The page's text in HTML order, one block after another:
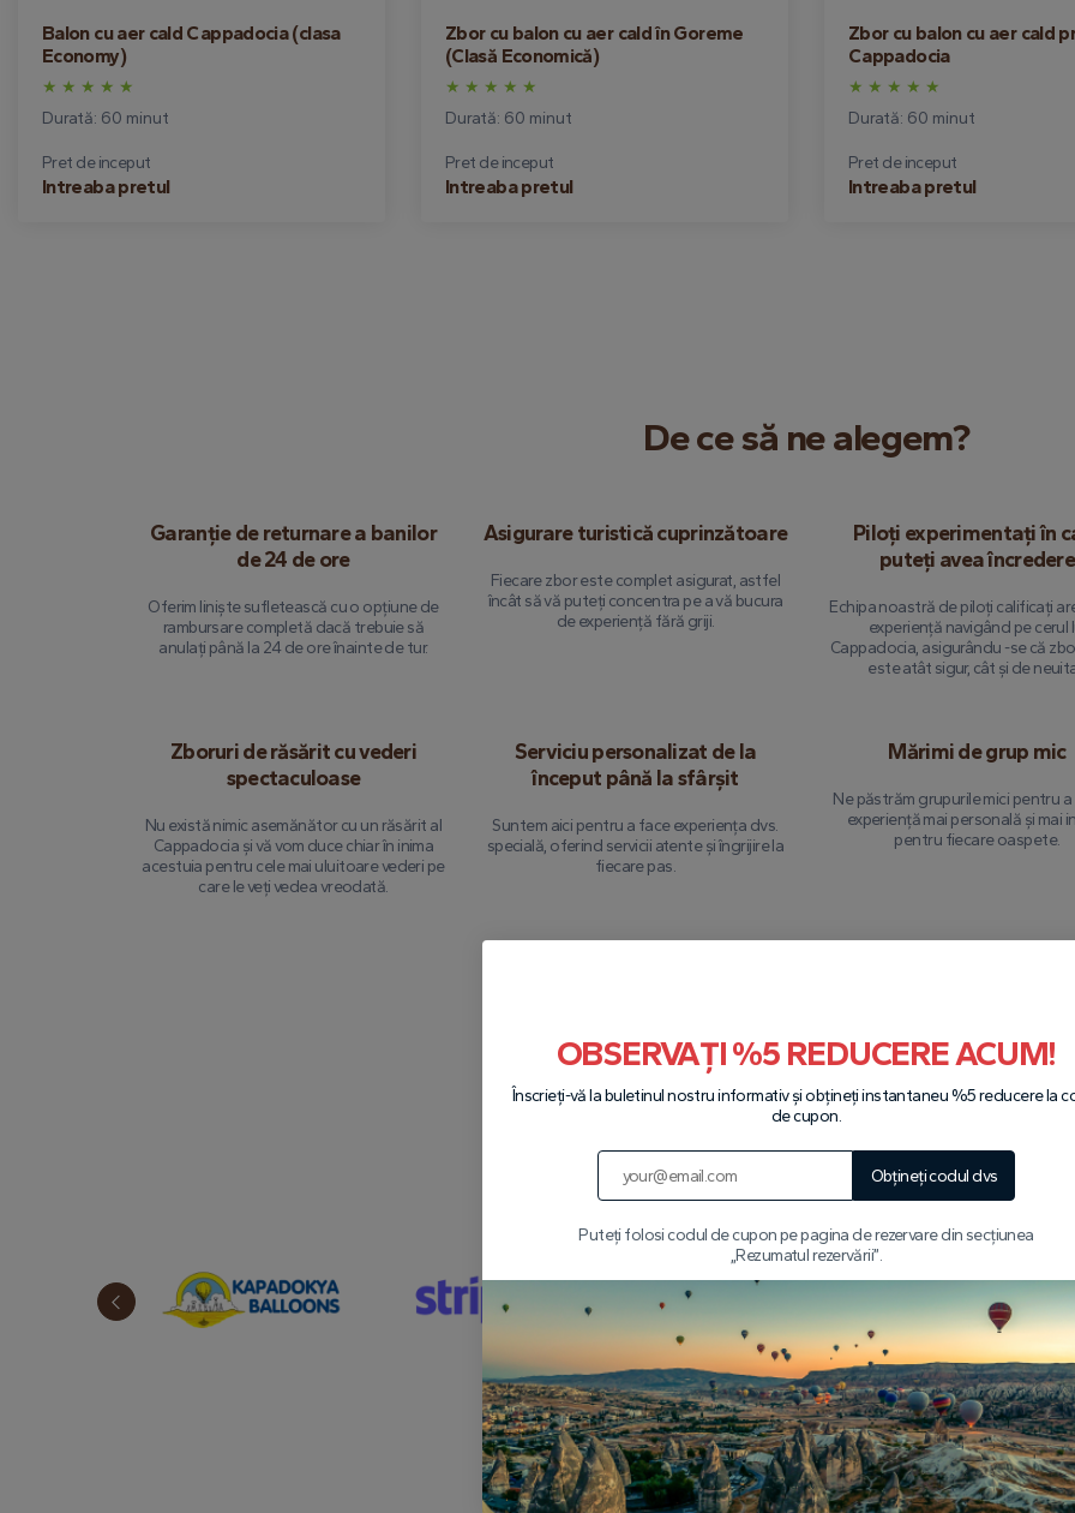
Balon cu aer cald Cappadocia (clasa
Economy)
Durată: 60 minut
Pret de inceput
Intreaba pretul
Zbor cu balon cu aer cald în Goreme
(Clasă Economică)
Durată: 60 minut
Pret de inceput
Intreaba pretul
Zbor cu balon cu aer cald
Cappadocia
Durată: 60 minut
Pret de inceput
Intreaba pretul
De ce să ne alegem?
Garanție de returnare a banilor
de 24 de ore
Oferim liniște sufletească cu o opțiune de
rambursare completă dacă trebuie să
anulați până la 24 de ore înainte de tur.
Asigurare turistică cuprinzătoare
Fiecare zbor este complet asigurat, astfel
încât să vă puteți concentra pe a vă bucura
de experiență fără griji.
Piloți experimentați în
puteți avea încredere
Echipa noastră de piloți calificați
experiență navigând pe cerul
Cappadocia, asigurându -se că
este atât sigur, cât și de
Zboruri de răsărit cu vederi
spectaculoase
Nu există nimic asemănător cu un răsărit al
Cappadocia și vă vom duce chiar în inima
acestuia pentru cele mai uluitoare vederi pe
care le veți vedea vreodată.
Serviciu personalizat de la
început până la sfârșit
Suntem aici pentru a face experiența dvs.
specială, oferind servicii atente și îngrijire la
fiecare pas.
Mărimi de grup mic
Ne păstrăm grupurile mici pentru
experiență mai personală și mai
pentru fiecare oaspete.
Partenerii noștri
OBSERVAȚI %5 REDUCERE ACUM!
Înscrieți-vă la buletinul nostru informativ și obțineți instantaneu %5 reducere la
de cupon.
Obțineți codul dvs
Puteți folosi codul de cupon pe pagina de rezervare din secțiunea
„Rezumatul rezervării”.